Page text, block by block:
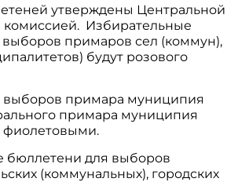
утверждены Центральной
комиссией. Избирательные
примаров сел (коммун),
будут розового
выборов примара муниципия
примара муниципия
фиолетовыми.
бюллетени для выборов
(коммунальных), городских